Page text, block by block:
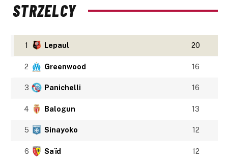
STRZELCY
1 Lepaul 20
2 Greenwood 16
3 Panichelli 16
4 Balogun 13
5 Sinayoko 12
6 Saïd 12